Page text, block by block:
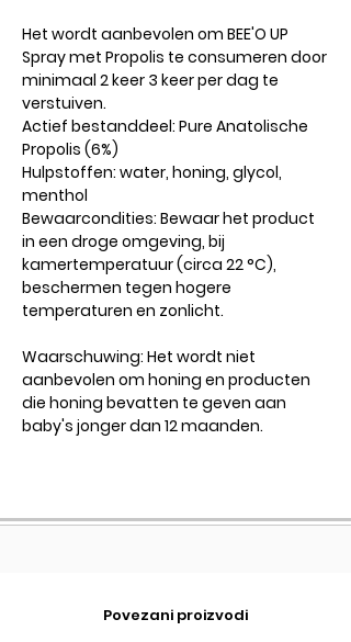
Het wordt aanbevolen om BEE'O UP
Spray met Propolis te consumeren door
minimaal 2 keer 3 keer per dag te
verstuiven.
Actief bestanddeel: Pure Anatolische
Propolis (6%)
Hulpstoffen: water, honing, glycol,
menthol
Bewaarcondities: Bewaar het product
in een droge omgeving, bij
kamertemperatuur (circa 22 °C),
beschermen tegen hogere
temperaturen en zonlicht.
Waarschuwing: Het wordt niet
aanbevolen om honing en producten
die honing bevatten te geven aan
baby's jonger dan 12 maanden.
Povezani proizvodi